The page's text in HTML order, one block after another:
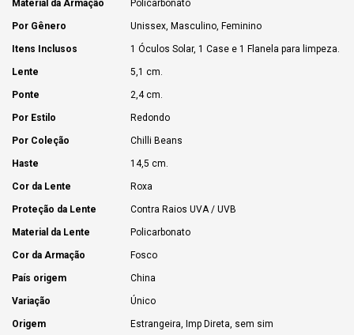
Material da Armação Policarbonato
Por Gênero Unissex, Masculino, Feminino
Itens Inclusos 1 Óculos Solar, 1 Case e 1 Flanela para limpeza.
Lente 5,1 cm.
Ponte 2,4 cm.
Por Estilo Redondo
Por Coleção Chilli Beans
Haste 14,5 cm.
Cor da Lente Roxa
Proteção da Lente Contra Raios UVA / UVB
Material da Lente Policarbonato
Cor da Armação Fosco
País origem China
Variação Único
Origem Estrangeira, Imp Direta, sem sim